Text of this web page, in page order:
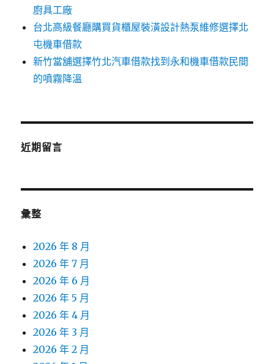
廚具工廠
台北高級餐廳購買貨櫃屋裝潢設計熱泵維修選擇北
屯機車借款
新竹當舖選擇竹北汽車借款找到永和機車借款民間
的噴霧降溫
近期留言
彙整
2026 年 8 月
2026 年 7 月
2026 年 6 月
2026 年 5 月
2026 年 4 月
2026 年 3 月
2026 年 2 月